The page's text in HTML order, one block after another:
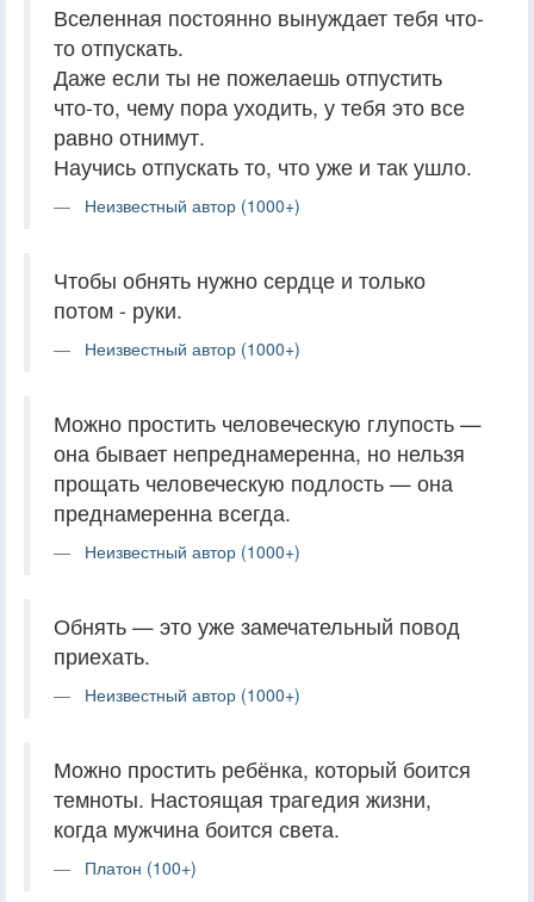
Вселенная постоянно вынуждает тебя что-
то отпускать.
Даже если ты не пожелаешь отпустить
что-то, чему пора уходить, у тебя это все
равно отнимут.
Научись отпускать то, что уже и так ушло.
Неизвестный автор (1000+)
Чтобы обнять нужно сердце и только
потом - руки.
Неизвестный автор (1000+)
Можно простить человеческую глупость —
она бывает непреднамеренна, но нельзя
прощать человеческую подлость — она
преднамеренна всегда.
Неизвестный автор (1000+)
Обнять — это уже замечательный повод
приехать.
Неизвестный автор (1000+)
Можно простить ребёнка, который боится
темноты. Настоящая трагедия жизни,
когда мужчина боится света.
Платон (100+)